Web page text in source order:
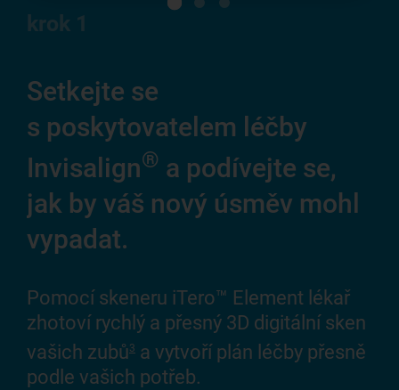
krok 1
Setkejte se
s poskytovatelem léčby
Invisalign® a podívejte se,
jak by váš nový úsměv mohl
vypadat.
Pomocí skeneru iTero™ Element lékař
zhotoví rychlý a přesný 3D digitální sken
vašich zubů3 a vytvoří plán léčby přesně
podle vašich potřeb.